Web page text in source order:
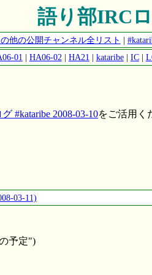
語り部IRC
の他の公開チャンネル全リスト |
01 | HA06-02 | HA21 | kataribe| IC|
#kataribe 2008-03-10をご活用く
03-11)
予定")